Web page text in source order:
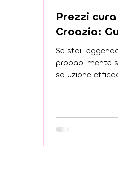
Prezzi
Croazia:
Se stai
probabilmente
soluzione
preventivi in
troppo alti.